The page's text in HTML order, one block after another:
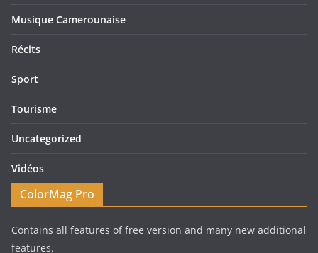
Musique Camerounaise
Récits
Sport
Tourisme
Uncategorized
Vidéos
ColorMag Pro
Contains all features of free version and many new additional
features.